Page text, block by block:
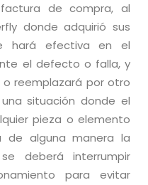
de compra, al
donde adquirió sus
hará efectiva en el
el defecto o falla, y
reemplazará por otro
situación donde el
pieza o elemento
de alguna manera la
deberá interrumpir
para evitar